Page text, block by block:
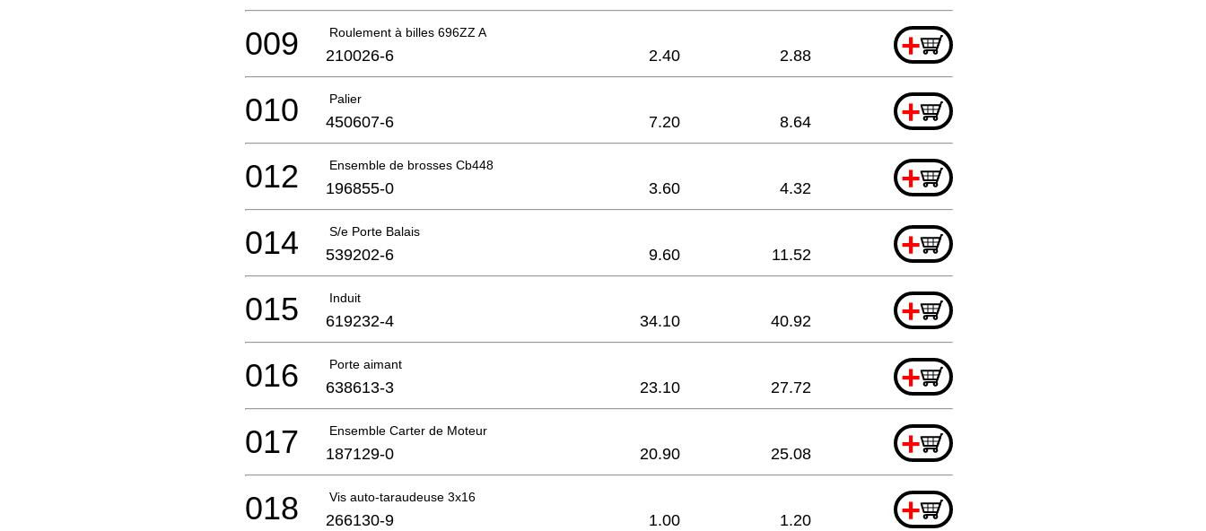
Roulement à billes 696ZZ A +
009 210026-6 2.40 2.88
Palier +
010 450607-6 7.20 8.64
Ensemble de brosses Cb448 +
012 196855-0 3.60 4.32
S/e Porte Balais +
014 539202-6 9.60 11.52
Induit +
015 619232-4 34.10 40.92
Porte aimant +
016 638613-3 23.10 27.72
Ensemble Carter de Moteur +
017 187129-0 20.90 25.08
Vis auto-taraudeuse 3x16 +
018 266130-9 1.00 1.20